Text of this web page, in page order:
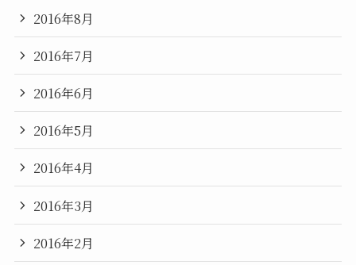
2016年8月
2016年7月
2016年6月
2016年5月
2016年4月
2016年3月
2016年2月